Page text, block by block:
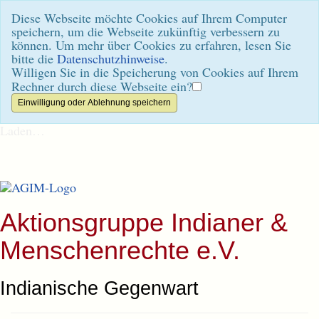
Diese Webseite möchte Cookies auf Ihrem Computer
speichern, um die Webseite zukünftig verbessern zu
können. Um mehr über Cookies zu erfahren, lesen Sie
bitte die Datenschutzhinweise.
Willigen Sie in die Speicherung von Cookies auf Ihrem
Rechner durch diese Webseite ein?
Aktionsgruppe Indianer &
Menschenrechte e.V.
Indianische Gegenwart